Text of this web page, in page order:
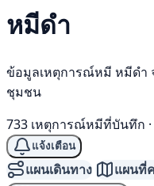
หมีดำ
ข้อมูลเหตุการณ์หมี หมีดำ
ชุมชน
733 เหตุการณ์หมีที่บันทึก ·
แจ้งเตือน
แผนเดินทาง แผนที่